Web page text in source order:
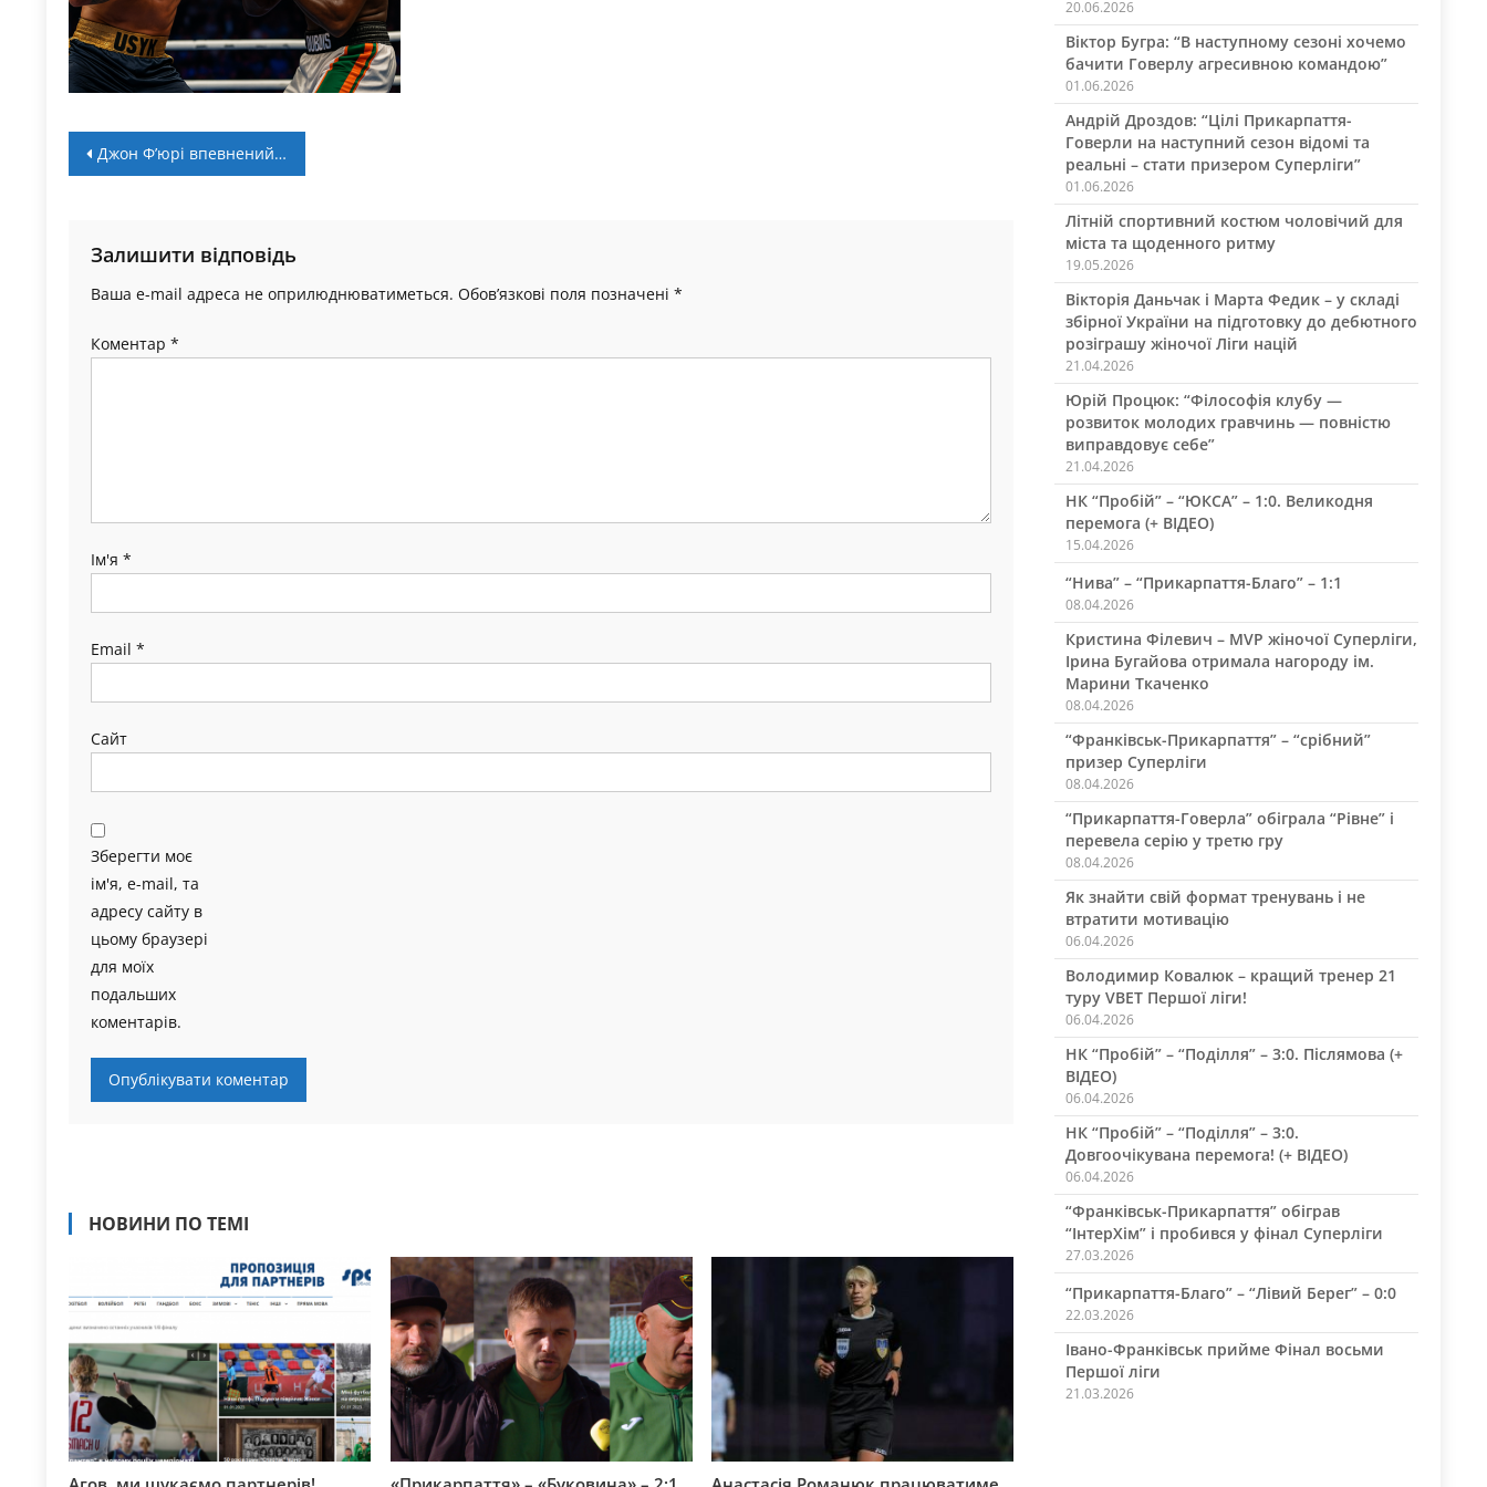
Навігація
Джон Ф’юрі впевнений: Усик знову розгромить Дюбуа
Залишити відповідь
Ваша e-mail адреса не оприлюднюватиметься. Обов’язкові поля позначені *
Коментар *
Ім'я *
Email *
Сайт
Зберегти моє
ім'я, e-mail, та
адресу сайту в
цьому браузері
для моїх
подальших
коментарів.
НОВИНИ ПО ТЕМІ
20.06.2026
Віктор Бугра: “В наступному сезоні хочемо
бачити Говерлу агресивною командою”
01.06.2026
Андрій Дроздов: “Цілі Прикарпаття-
Говерли на наступний сезон відомі та
реальні – стати призером Суперліги”
01.06.2026
Літній спортивний костюм чоловічий для
міста та щоденного ритму
19.05.2026
Вікторія Даньчак і Марта Федик – у складі
збірної України на підготовку до дебютного
розіграшу жіночої Ліги націй
21.04.2026
Юрій Процюк: “Філософія клубу —
розвиток молодих гравчинь — повністю
виправдовує себе”
21.04.2026
НК “Пробій” – “ЮКСА” – 1:0. Великодня
перемога (+ ВІДЕО)
15.04.2026
“Нива” – “Прикарпаття-Благо” – 1:1
08.04.2026
Кристина Філевич – MVP жіночої Суперліги,
Ірина Бугайова отримала нагороду ім.
Марини Ткаченко
08.04.2026
“Франківськ-Прикарпаття” – “срібний”
призер Суперліги
08.04.2026
“Прикарпаття-Говерла” обіграла “Рівне” і
перевела серію у третю гру
08.04.2026
Як знайти свій формат тренувань і не
втратити мотивацію
06.04.2026
Володимир Ковалюк – кращий тренер 21
туру VBET Першої ліги!
06.04.2026
НК “Пробій” – “Поділля” – 3:0. Післямова (+
ВІДЕО)
06.04.2026
НК “Пробій” – “Поділля” – 3:0.
Довгоочікувана перемога! (+ ВІДЕО)
06.04.2026
“Франківськ-Прикарпаття” обіграв
“ІнтерХім” і пробився у фінал Суперліги
27.03.2026
“Прикарпаття-Благо” – “Лівий Берег” – 0:0
22.03.2026
Івано-Франківськ прийме Фінал восьми
Першої ліги
21.03.2026